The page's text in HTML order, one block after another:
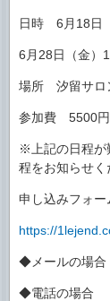
日時 6月18日
6月28日（金）
場所 汐留サロ
参加費 5500
※上記の日程が
程をお知らせく
申し込みフォー
https://
◆メールの場
◆電話の場